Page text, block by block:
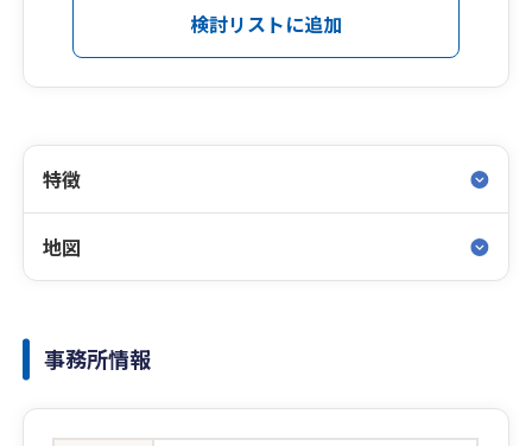
検討リストに追加
特徴
地図
事務所情報